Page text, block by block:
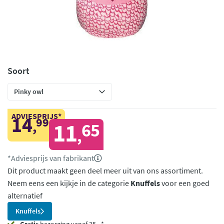
Soort
ADVIESPRIJS*
14,99 11,65
*Adviesprijs van fabrikant
Dit product maakt geen deel meer uit van ons assortiment.
Neem eens een kijkje in de categorie Knuffelsvoor een goed
alternatief
Knuffels